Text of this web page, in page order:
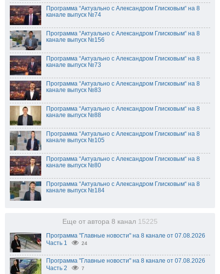
Программа “Актуально с Александром Глисковым“ на 8
канале выпуск №74
Программа “Актуально с Александром Глисковым“ на 8
канале выпуск №156
Программа “Актуально с Александром Глисковым“ на 8
канале выпуск №73
Программа “Актуально с Александром Глисковым“ на 8
канале выпуск №83
Программа “Актуально с Александром Глисковым“ на 8
канале выпуск №88
Программа “Актуально с Александром Глисковым“ на 8
канале выпуск №105
Программа “Актуально с Александром Глисковым“ на 8
канале выпуск №80
Программа “Актуально с Александром Глисковым“ на 8
канале выпуск №184
Еще от автора 8 канал 15225
Программа "Главные новости" на 8 канале от 07.08.2026
Часть 1
24
Программа "Главные новости" на 8 канале от 07.08.2026
Часть 2
7